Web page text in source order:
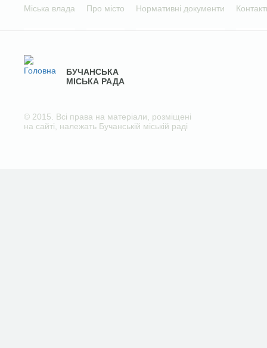
Міська влада Про місто Нормативні документи
БУЧАНСЬКА
МІСЬКА РАДА
© 2015. Всі права на матеріали, розміщені
на сайті, належать Бучанській міській раді